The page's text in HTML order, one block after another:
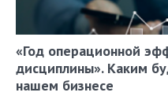
«Год операционной
дисциплины». Каким
нашем бизнесе